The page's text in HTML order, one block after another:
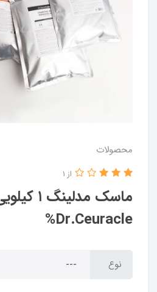
محصولات
ماسک مدلینگ ۱
Dr.Ceuracle%
از 1
نوع